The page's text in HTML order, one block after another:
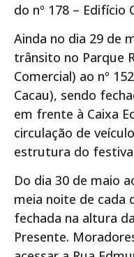
do nº 178 – Edifício
Ainda no dia 29 de
trânsito no Parque
Comercial) ao nº
Cacau), sendo
em frente à Caixa
circulação de
estrutura do
Do dia 30 de maio
meia noite de cada
fechada na altura
Presente.